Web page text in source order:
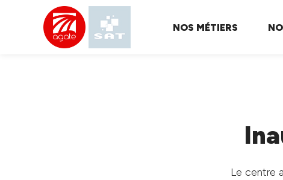
NOS MÉTIERS
Le centre